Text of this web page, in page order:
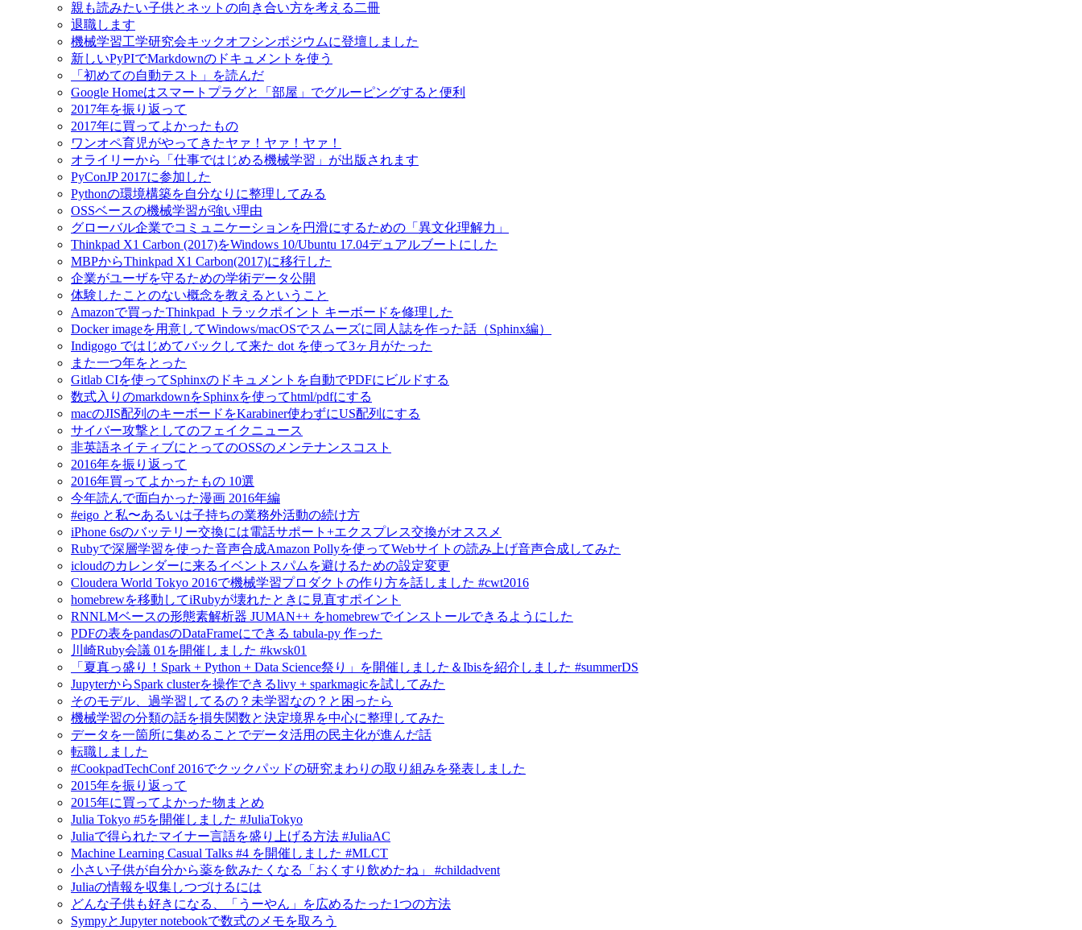
親も読みたい子供とネットの向き合い方を考える二冊
退職します
機械学習工学研究会キックオフシンポジウムに登壇しました
新しいPyPIでMarkdownのドキュメントを使う
「初めての自動テスト」を読んだ
Google Homeはスマートプラグと「部屋」でグルーピングすると便利
2017年を振り返って
2017年に買ってよかったもの
ワンオペ育児がやってきたヤァ！ヤァ！ヤァ！
オライリーから「仕事ではじめる機械学習」が出版されます
PyConJP 2017に参加した
Pythonの環境構築を自分なりに整理してみる
OSSベースの機械学習が強い理由
グローバル企業でコミュニケーションを円滑にするための「異文化理解力」
Thinkpad X1 Carbon (2017)をWindows 10/Ubuntu 17.04デュアルブートにした
MBPからThinkpad X1 Carbon(2017)に移行した
企業がユーザを守るための学術データ公開
体験したことのない概念を教えるということ
Amazonで買ったThinkpad トラックポイント キーボードを修理した
Docker imageを用意してWindows/macOSでスムーズに同人誌を作った話（Sphinx編）
Indigogo ではじめてバックして来た dot を使って3ヶ月がたった
また一つ年をとった
Gitlab CIを使ってSphinxのドキュメントを自動でPDFにビルドする
数式入りのmarkdownをSphinxを使ってhtml/pdfにする
macのJIS配列のキーボードをKarabiner使わずにUS配列にする
サイバー攻撃としてのフェイクニュース
非英語ネイティブにとってのOSSのメンテナンスコスト
2016年を振り返って
2016年買ってよかったもの 10選
今年読んで面白かった漫画 2016年編
#eigo と私〜あるいは子持ちの業務外活動の続け方
iPhone 6sのバッテリー交換には電話サポート+エクスプレス交換がオススメ
Rubyで深層学習を使った音声合成Amazon Pollyを使ってWebサイトの読み上げ音声合成してみた
icloudのカレンダーに来るイベントスパムを避けるための設定変更
Cloudera World Tokyo 2016で機械学習プロダクトの作り方を話しました #cwt2016
homebrewを移動してiRubyが壊れたときに見直すポイント
RNNLMベースの形態素解析器 JUMAN++ をhomebrewでインストールできるようにした
PDFの表をpandasのDataFrameにできる tabula-py 作った
川崎Ruby会議 01を開催しました #kwsk01
「夏真っ盛り！Spark + Python + Data Science祭り」を開催しました＆Ibisを紹介しました #summerDS
JupyterからSpark clusterを操作できるlivy + sparkmagicを試してみた
そのモデル、過学習してるの？未学習なの？と困ったら
機械学習の分類の話を損失関数と決定境界を中心に整理してみた
データを一箇所に集めることでデータ活用の民主化が進んだ話
転職しました
#CookpadTechConf 2016でクックパッドの研究まわりの取り組みを発表しました
2015年を振り返って
2015年に買ってよかった物まとめ
Julia Tokyo #5を開催しました #JuliaTokyo
Juliaで得られたマイナー言語を盛り上げる方法 #JuliaAC
Machine Learning Casual Talks #4 を開催しました #MLCT
小さい子供が自分から薬を飲みたくなる「おくすり飲めたね」 #childadvent
Juliaの情報を収集しつづけるには
どんな子供も好きになる、「うーやん」を広めるたった1つの方法
SympyとJupyter notebookで数式のメモを取ろう